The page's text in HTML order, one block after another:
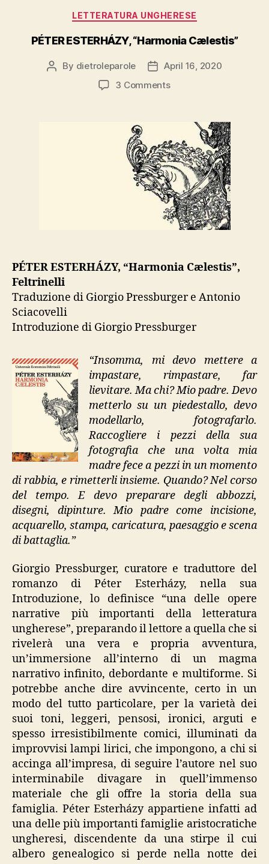
Categories
LETTERATURA UNGHERESE
PÉTER ESTERHÁZY, “Harmonia Cælestis”
Post
By dietroleparole
PostApril 16, 2020
3 Commentson
“Harmonia
Cælestis”
PÉTER ESTERHÁZY, “Harmonia Cælestis”,
Feltrinelli
Traduzione di Giorgio Pressburger e Antonio
Sciacovelli
Introduzione di Giorgio Pressburger
“Insomma, mi devo mettere a
impastare, rimpastare, far
lievitare. Ma chi? Mio padre. Devo
metterlo su un piedestallo, devo
modellarlo, fotografarlo.
Raccogliere i pezzi della sua
fotografia che una volta mia
madre fece a pezzi in un momento
di rabbia, e rimetterli insieme. Quando? Nel corso
del tempo. E devo preparare degli abbozzi,
disegni, dipinture. Mio padre come incisione,
acquarello, stampa, caricatura, paesaggio e scena
di battaglia.”
Giorgio Pressburger, curatore e traduttore del
romanzo di Péter Esterházy, nella sua
Introduzione, lo definisce “una delle opere
narrative più importanti della letteratura
ungherese”, preparando il lettore a quella che si
rivelerà una vera e propria avventura,
un’immersione all’interno di un magma
narrativo infinito, debordante e multiforme. Si
potrebbe anche dire avvincente, certo in un
modo del tutto particolare, per la varietà dei
suoi toni, leggeri, pensosi, ironici, arguti e
spesso irresistibilmente comici, illuminati da
improvvisi lampi lirici, che impongono, a chi si
accinga all’impresa, di seguire l’autore nel suo
interminabile divagare in quell’immenso
materiale che gli offre la storia della sua
famiglia. Péter Esterházy appartiene infatti ad
una delle più importanti famiglie aristocratiche
ungheresi, discendente da una stirpe il cui
albero genealogico si perde nella notte dei